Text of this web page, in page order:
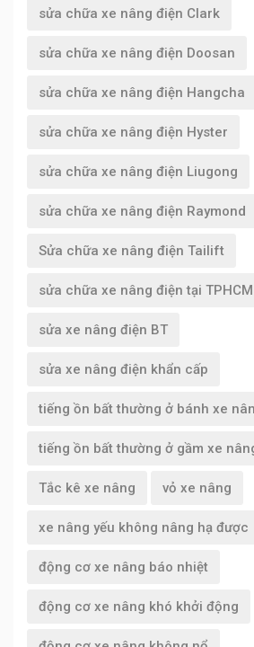
sửa chữa xe nâng điện Clark
sửa chữa xe nâng điện Doosan
sửa chữa xe nâng điện Hangcha
sửa chữa xe nâng điện Hyster
sửa chữa xe nâng điện Liugong
sửa chữa xe nâng điện Raymond
Sửa chữa xe nâng điện Tailift
sửa chữa xe nâng điện tại TPHCM
sửa xe nâng điện BT
sửa xe nâng điện khẩn cấp
tiếng ồn bất thường ở bánh xe
tiếng ồn bất thường ở gầm xe
Tắc kê xe nâng vỏ xe nâng
xe nâng yếu không nâng hạ được
động cơ xe nâng báo nhiệt
động cơ xe nâng khó khởi động